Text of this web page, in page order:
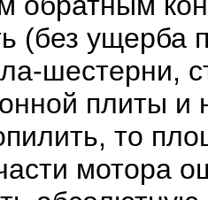
(без ущерба
шестерни,
плиты
то
мотора